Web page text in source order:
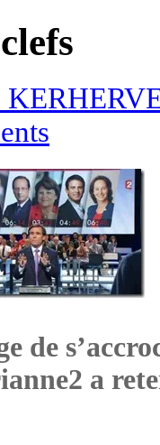
de
a